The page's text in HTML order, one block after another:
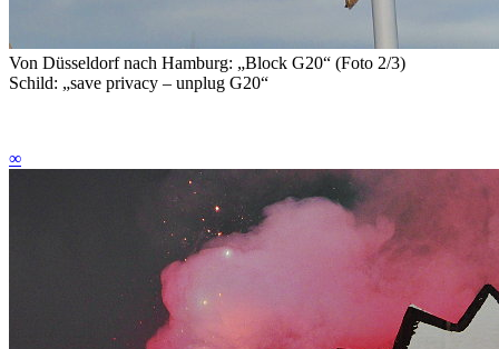
Von Düsseldorf nach Hamburg: „Block G20“ (Foto 2/3)
Schild: „save privacy – unplug G20“
∞